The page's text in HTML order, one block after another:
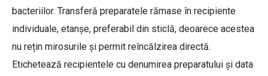
bacteriilor. Transferă preparatele rămase în recipiente
individuale, etanșe, preferabil din sticlă, deoarece acestea
nu rețin mirosurile și permit reîncălzirea directă.
Etichetează recipientele cu denumirea preparatului și data